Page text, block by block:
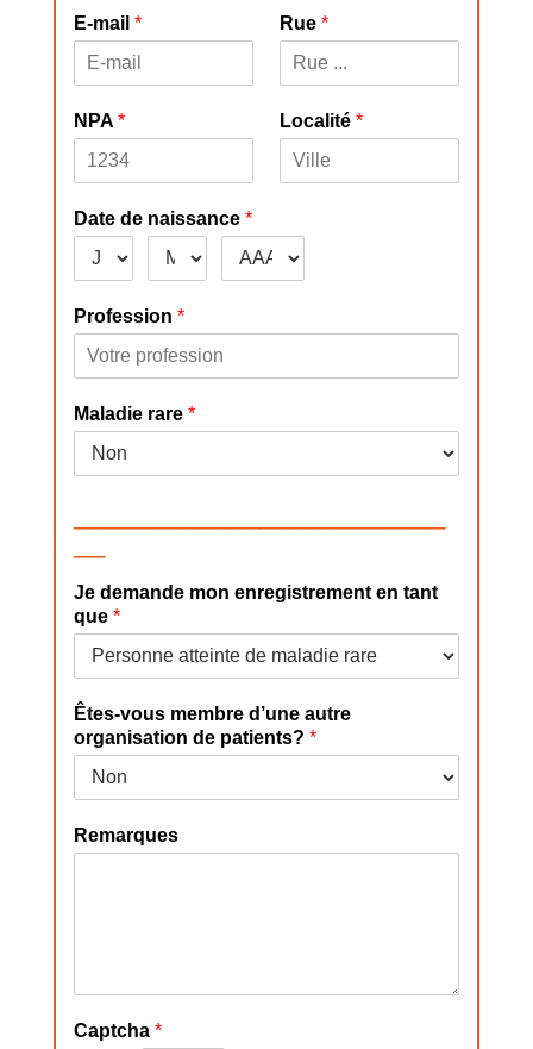
E-mail* Rue *
NPA* Localité *
Date de naissance*
Profession*
Maladie rare*
Je demande mon enregistrement en tant
que*
Êtes-vous membre d’une autre
organisation de patients?*
Remarques
Captcha*